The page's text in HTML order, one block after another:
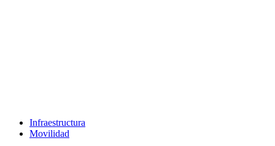
Infraestructura
Movilidad